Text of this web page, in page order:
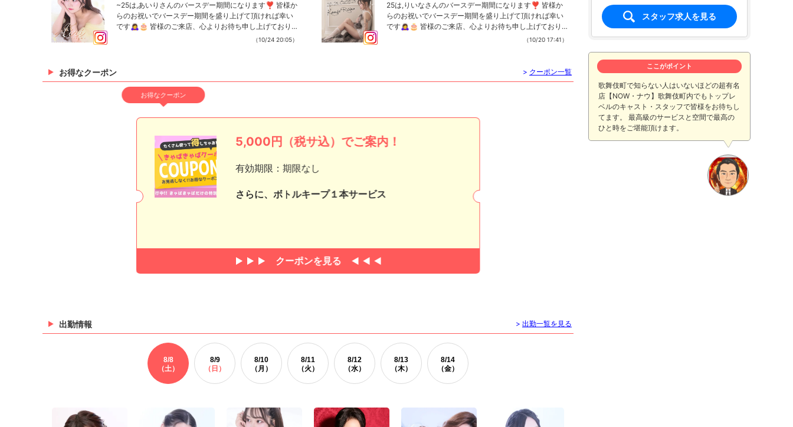
よりお待ち申し上げております🙇‍♂️🙇‍♂️ #NOW #なう #バースデー #b
irthday #新宿 #歌舞伎町 #キャバクラ #キャバ嬢 #シャンパン #す
すきの #中洲 #北新地 #ミナミ #錦 #国分町 #新規 #店内撮影 #写真
#きゃばきゃば
~25は,あいりさんのバースデー期間になります❣️ 皆様か
らのお祝いでバースデー期間を盛り上げて頂ければ幸い
です🙇‍♀️🎂 皆様のご来店、心よりお待ち申し上げており
Wさんのインスタのフォローといいね！もお願いします
❤︎
（10/24 20:05）
りお待ち申し上げております🙇‍♂️🙇‍♂️ #NOW #なう #バースデー #birt
hday #新宿 #歌舞伎町 #キャバクラ #キャバ嬢 #シャンパン #すす
きの #中洲 #北新地 #ミナミ #錦 #国分町 #新規 #店内撮影 #写真 #
きゃばきゃば
25は,りいなさんのバースデー期間になります❣️ 皆様か
らのお祝いでバースデー期間を盛り上げて頂ければ幸い
です🙇‍♀️🎂 皆様のご来店、心よりお待ち申し上げており
Wさんのインスタのフォローといいね！もお願いします
（10/20 17:41）
お得なクーポン > クーポン一覧
お得なクーポン
5,000円（税サ込）でご案内！
有効期限：期限なし
さらに、ボトルキープ１本サービス
クーポンを見る
出勤情報 > 出勤一覧を見る
8/8
（土）
8/9
（日）
8/10
（月）
8/11
（火）
8/12
（水）
8/13
（木）
8/14
（金）
スタッフ求人を見る
ここがポイント
歌舞伎町で知らない人はいないほどの超有名
店【NOW・ナウ】歌舞伎町内でもトップレ
ベルのキャスト・スタッフで皆様をお待ちし
てます。 最高級のサービスと空間で最高の
ひと時をご堪能頂けます。